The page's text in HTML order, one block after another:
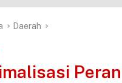
Daerah